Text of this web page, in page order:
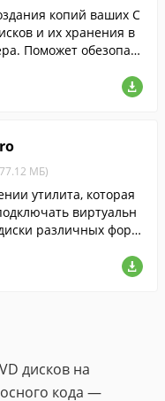
копий ваших C
и их хранения в
Поможет обезопаст
МБ)
утилита, которая
виртуальн
различных форм
дисков на
кода —